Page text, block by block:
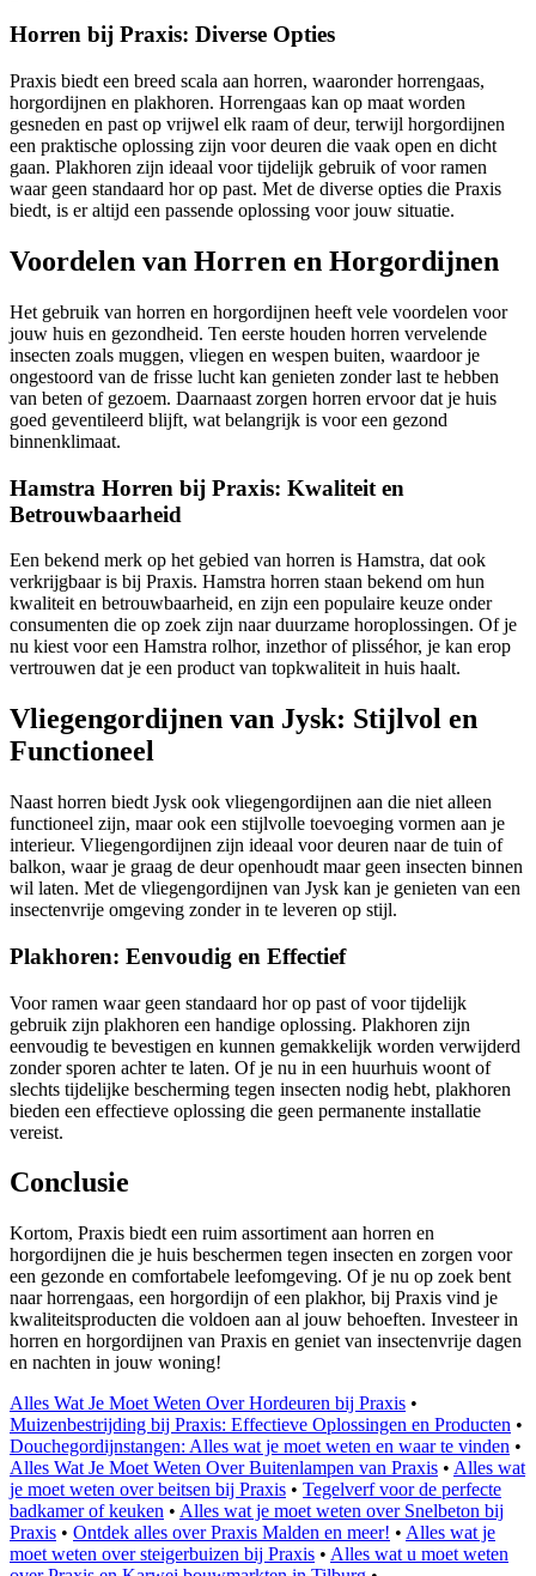
Horren bij Praxis: Diverse Opties
Praxis biedt een breed scala aan horren, waaronder horrengaas,
horgordijnen en plakhoren. Horrengaas kan op maat worden
gesneden en past op vrijwel elk raam of deur, terwijl horgordijnen
een praktische oplossing zijn voor deuren die vaak open en dicht
gaan. Plakhoren zijn ideaal voor tijdelijk gebruik of voor ramen
waar geen standaard hor op past. Met de diverse opties die Praxis
biedt, is er altijd een passende oplossing voor jouw situatie.
Voordelen van Horren en Horgordijnen
Het gebruik van horren en horgordijnen heeft vele voordelen voor
jouw huis en gezondheid. Ten eerste houden horren vervelende
insecten zoals muggen, vliegen en wespen buiten, waardoor je
ongestoord van de frisse lucht kan genieten zonder last te hebben
van beten of gezoem. Daarnaast zorgen horren ervoor dat je huis
goed geventileerd blijft, wat belangrijk is voor een gezond
binnenklimaat.
Hamstra Horren bij Praxis: Kwaliteit en
Betrouwbaarheid
Een bekend merk op het gebied van horren is Hamstra, dat ook
verkrijgbaar is bij Praxis. Hamstra horren staan bekend om hun
kwaliteit en betrouwbaarheid, en zijn een populaire keuze onder
consumenten die op zoek zijn naar duurzame horoplossingen. Of je
nu kiest voor een Hamstra rolhor, inzethor of plisséhor, je kan erop
vertrouwen dat je een product van topkwaliteit in huis haalt.
Vliegengordijnen van Jysk: Stijlvol en
Functioneel
Naast horren biedt Jysk ook vliegengordijnen aan die niet alleen
functioneel zijn, maar ook een stijlvolle toevoeging vormen aan je
interieur. Vliegengordijnen zijn ideaal voor deuren naar de tuin of
balkon, waar je graag de deur openhoudt maar geen insecten binnen
wil laten. Met de vliegengordijnen van Jysk kan je genieten van een
insectenvrije omgeving zonder in te leveren op stijl.
Plakhoren: Eenvoudig en Effectief
Voor ramen waar geen standaard hor op past of voor tijdelijk
gebruik zijn plakhoren een handige oplossing. Plakhoren zijn
eenvoudig te bevestigen en kunnen gemakkelijk worden verwijderd
zonder sporen achter te laten. Of je nu in een huurhuis woont of
slechts tijdelijke bescherming tegen insecten nodig hebt, plakhoren
bieden een effectieve oplossing die geen permanente installatie
vereist.
Conclusie
Kortom, Praxis biedt een ruim assortiment aan horren en
horgordijnen die je huis beschermen tegen insecten en zorgen voor
een gezonde en comfortabele leefomgeving. Of je nu op zoek bent
naar horrengaas, een horgordijn of een plakhor, bij Praxis vind je
kwaliteitsproducten die voldoen aan al jouw behoeften. Investeer in
horren en horgordijnen van Praxis en geniet van insectenvrije dagen
en nachten in jouw woning!
Alles Wat Je Moet Weten Over Hordeuren bij Praxis •
Muizenbestrijding bij Praxis: Effectieve Oplossingen en Producten •
Douchegordijnstangen: Alles wat je moet weten en waar te vinden •
Alles Wat Je Moet Weten Over Buitenlampen van Praxis • Alles wat
je moet weten over beitsen bij Praxis • Tegelverf voor de perfecte
badkamer of keuken • Alles wat je moet weten over Snelbeton bij
Praxis • Ontdek alles over Praxis Malden en meer! • Alles wat je
moet weten over steigerbuizen bij Praxis • Alles wat u moet weten